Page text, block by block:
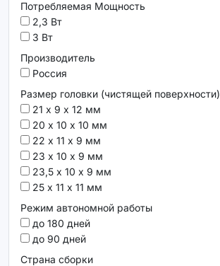
Потребляемая Мощность
2,3 Вт
3 Вт
Производитель
Россия
Размер головки (чистящей поверхности)
21 х 9 х 12 мм
20 х 10 х 10 мм
22 х 11 х 9 мм
23 х 10 х 9 мм
23,5 х 10 х 9 мм
25 х 11 х 11 мм
Режим автономной работы
до 180 дней
до 90 дней
Страна сборки